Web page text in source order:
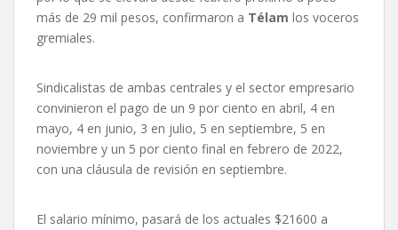
más de 29 mil pesos, confirmaron a Télam los voceros
gremiales.
Sindicalistas de ambas centrales y el sector empresario
convinieron el pago de un 9 por ciento en abril, 4 en
mayo, 4 en junio, 3 en julio, 5 en septiembre, 5 en
noviembre y un 5 por ciento final en febrero de 2022,
con una cláusula de revisión en septiembre.
El salario mínimo, pasará de los actuales $21600 a